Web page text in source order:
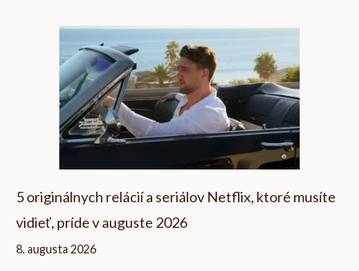
5 originálnych relácií a seriálov Netflix, ktoré musíte
vidieť, príde v auguste 2026
8. augusta 2026